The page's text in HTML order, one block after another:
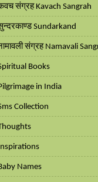
संग्रह Kavach Sangrah
Sundarkand
संग्रह Namavali
Books
in India
Collection
Names